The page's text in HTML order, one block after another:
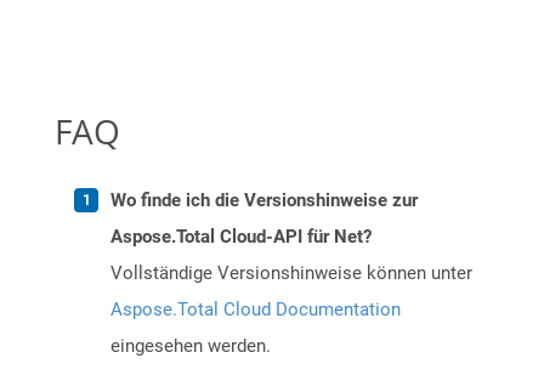
FAQ
Wo finde ich die Versionshinweise zur
Aspose.Total Cloud-API für Net?
Vollständige Versionshinweise können unter
Aspose.Total Cloud Documentation
eingesehen werden.